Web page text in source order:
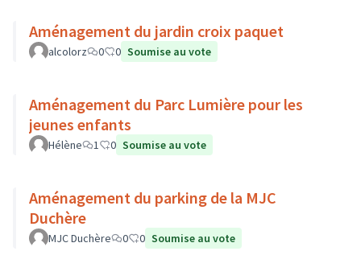
Aménagement du jardin croix paquet
alcolorz 0 0 Soumise au vote
Aménagement du Parc Lumière pour les
jeunes enfants
Hélène 1 0 Soumise au vote
Aménagement du parking de la MJC
Duchère
MJC Duchère 0 0 Soumise au vote